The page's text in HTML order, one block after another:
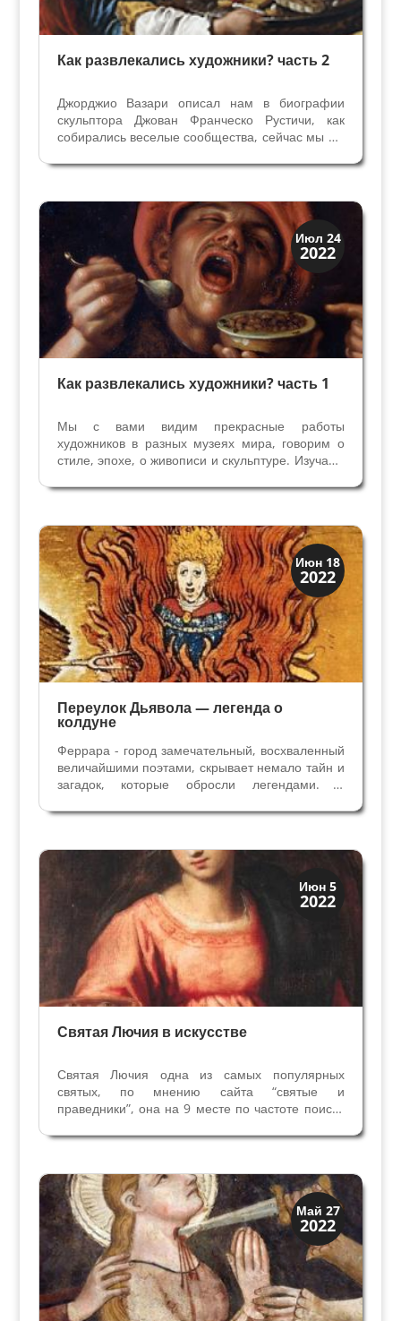
Как развлекались художники? часть 2
Джорджио Вазари описал нам в биографии
скульптора Джован Франческо Рустичи, как
собирались веселые сообщества, сейчас мы бы
художники и скульпторы с друзьми. Начало в
них охотно, говорит...
Июл 24
2022
Праздники и легенды
Традиции
Как развлекались художники? часть 1
Мы с вами видим прекрасные работы
художников в разных музеях мира, говорим о
стиле, эпохе, о живописи и скульптуре. Изучаем
учились, раздумываем, что вдохновляло их на
алтарных икон и...
Июн 18
2022
Праздники и легенды
Традиции
Переулок Дьявола — легенда о
колдуне
Феррара - город замечательный, восхваленный
величайшими поэтами, скрывает немало тайн и
загадок, которые обросли легендами. В
связанных с необьяснимыми и загадочными
эксцентричными...
Июн 5
2022
Святые и реликвии
Традиции
Святая Лючия в искусстве
Святая Лючия одна из самых популярных
святых, по мнению сайта “святые и
праведники”, она на 9 месте по частоте поиска
художников во все времена. Аттрибутами
мученичества, а также меч,...
Май 27
2022
Святые и реликвии
Традиции